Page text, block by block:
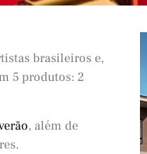
brasileiros e,
5 produtos: 2
, além de